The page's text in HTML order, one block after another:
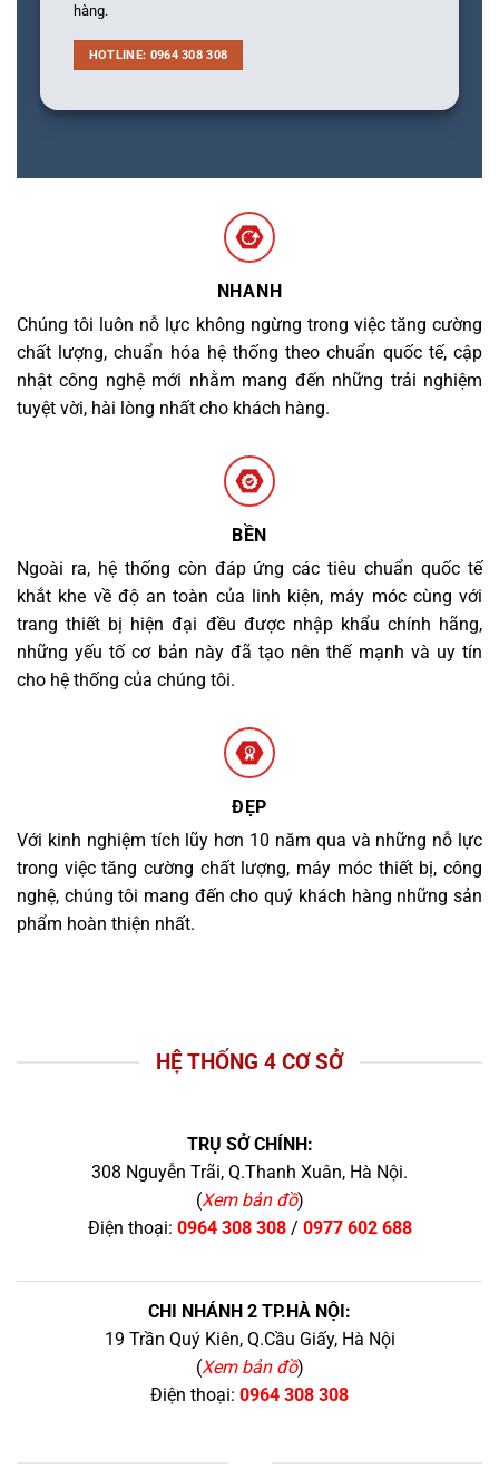
hàng.
HOTLINE: 0964 308 308
NHANH
Chúng tôi luôn nỗ lực không ngừng trong việc tăng cường
chất lượng, chuẩn hóa hệ thống theo chuẩn quốc tế, cập
nhật công nghệ mới nhằm mang đến những trải nghiệm
tuyệt vời, hài lòng nhất cho khách hàng.
BỀN
Ngoài ra, hệ thống còn đáp ứng các tiêu chuẩn quốc tế
khắt khe về độ an toàn của linh kiện, máy móc cùng với
trang thiết bị hiện đại đều được nhập khẩu chính hãng,
những yếu tố cơ bản này đã tạo nên thế mạnh và uy tín
cho hệ thống của chúng tôi.
ĐẸP
Với kinh nghiệm tích lũy hơn 10 năm qua và những nỗ lực
trong việc tăng cường chất lượng, máy móc thiết bị, công
nghệ, chúng tôi mang đến cho quý khách hàng những sản
phẩm hoàn thiện nhất.
HỆ THỐNG 4 CƠ SỞ
TRỤ SỞ CHÍNH:
308 Nguyễn Trãi, Q.Thanh Xuân, Hà Nội.
(Xem bản đồ)
Điện thoại: 0964 308 308/ 0977 602 688
CHI NHÁNH 2 TP.HÀ NỘI:
19 Trần Quý Kiên, Q.Cầu Giấy, Hà Nội
(Xem bản đồ)
Điện thoại: 0964 308 308